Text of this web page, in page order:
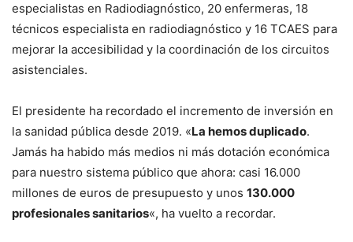
especialistas en Radiodiagnóstico, 20 enfermeras, 18
técnicos especialista en radiodiagnóstico y 16 TCAES para
mejorar la accesibilidad y la coordinación de los circuitos
asistenciales.
El presidente ha recordado el incremento de inversión en
la sanidad pública desde 2019. «La hemos duplicado.
Jamás ha habido más medios ni más dotación económica
para nuestro sistema público que ahora: casi 16.000
millones de euros de presupuesto y unos 130.000
profesionales sanitarios«, ha vuelto a recordar.